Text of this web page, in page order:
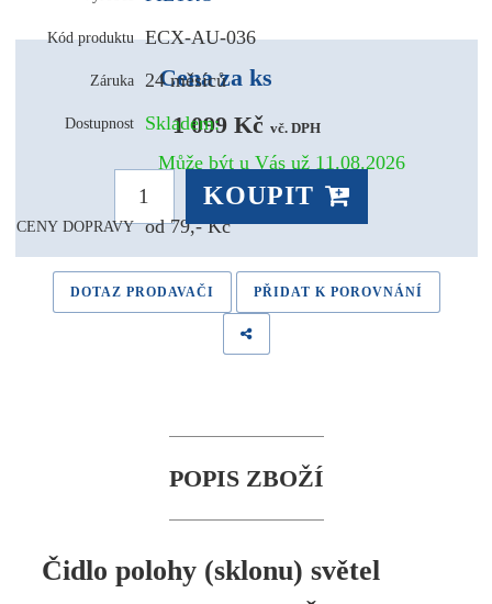
Kód produktu ECX-AU-036
Záruka 24 měsíců
Dostupnost
Skladem:
Může být u Vás už 11.08.2026
CENY DOPRAVY od 79,- Kč
Cena za ks
1 099 Kč vč. DPH
KOUPIT
DOTAZ PRODAVAČI PŘIDAT K POROVNÁNÍ
POPIS ZBOŽÍ
Čidlo polohy (sklonu) světel